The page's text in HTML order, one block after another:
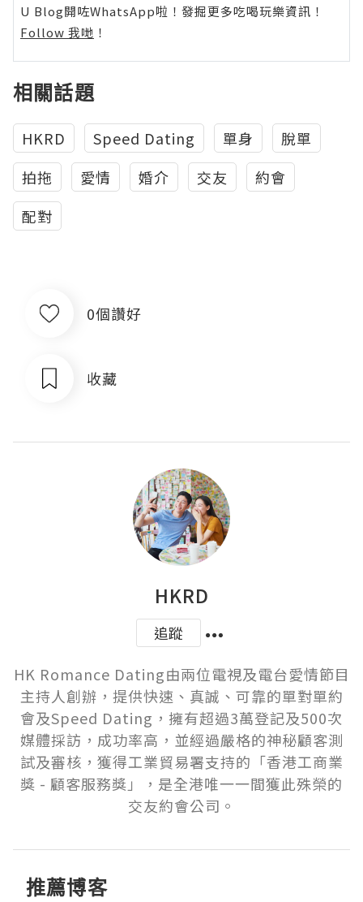
U Blog開咗WhatsApp啦！發掘更多吃喝玩樂資訊！
Follow 我哋 ！
相關話題
HKRD Speed Dating 單身
脫單
拍拖
愛情 婚介 交友
約會
配對
0個讚好
收藏
HKRD
追蹤
HK Romance Dating由兩位電視及電台愛情節目
主持人創辦，提供快速、真誠、可靠的單對單約
會及Speed Dating，擁有超過3萬登記及500次
媒體採訪，成功率高，並經過嚴格的神秘顧客測
試及審核，獲得工業貿易署支持的「香港工商業
獎 - 顧客服務獎」，是全港唯一一間獲此殊榮的
交友約會公司。
推薦博客